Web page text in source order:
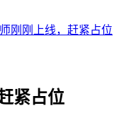
刚刚上线，赶紧占位
紧占位